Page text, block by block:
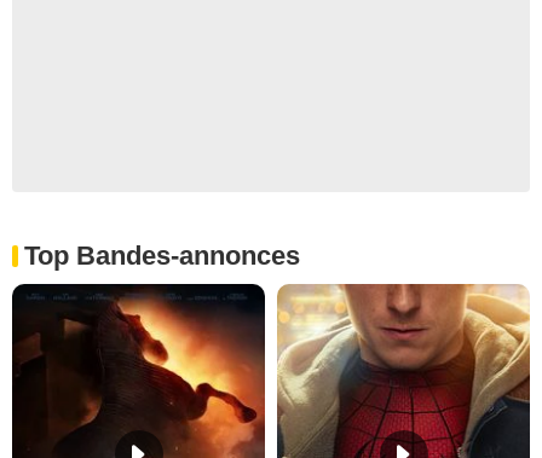
Top Bandes-annonces